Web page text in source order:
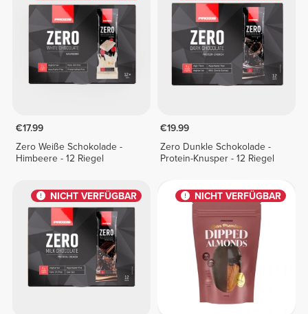
€17.99
Zero Weiße Schokolade -
Himbeere - 12 Riegel
€19.99
Zero Dunkle Schokolade -
Protein-Knusper - 12 Riegel
NICHT VERFÜGBAR NICHT VERFÜGBAR